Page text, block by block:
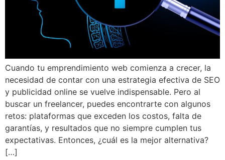
Cuando tu emprendimiento web comienza a crecer, la
necesidad de contar con una estrategia efectiva de SEO
y publicidad online se vuelve indispensable. Pero al
buscar un freelancer, puedes encontrarte con algunos
retos: plataformas que exceden los costos, falta de
garantías, y resultados que no siempre cumplen tus
expectativas. Entonces, ¿cuál es la mejor alternativa?
[…]